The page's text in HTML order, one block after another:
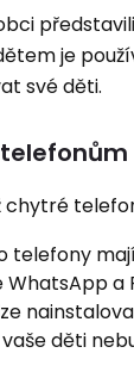
je
své děti.
telefony
děti